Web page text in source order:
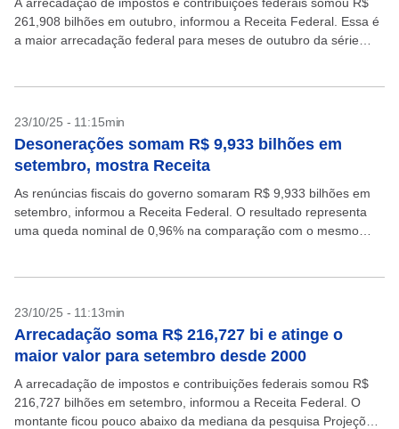
261,908 bilhões em outubro, informou a Receita Federal. Essa é
a maior arrecadação federal para meses de outubro da série
23/10/25 - 11:15min
Desonerações somam R$ 9,933 bilhões em
setembro, mostra Receita
As renúncias fiscais do governo somaram R$ 9,933 bilhões em
setembro, informou a Receita Federal. O resultado representa
uma queda nominal de 0,96% na comparação com o mesmo
23/10/25 - 11:13min
Arrecadação soma R$ 216,727 bi e atinge o
maior valor para setembro desde 2000
A arrecadação de impostos e contribuições federais somou R$
216,727 bilhões em setembro, informou a Receita Federal. O
montante ficou pouco abaixo da mediana da pesquisa Projeções